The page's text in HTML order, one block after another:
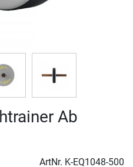
Ab
ArtNr. K-EQ1048-500